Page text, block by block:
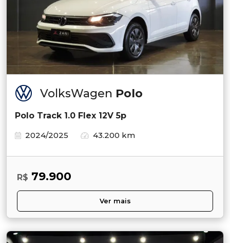
VolksWagen Polo
Polo Track 1.0 Flex 12V 5p
2024/2025
43.200 km
R$ 79.900
Ver mais